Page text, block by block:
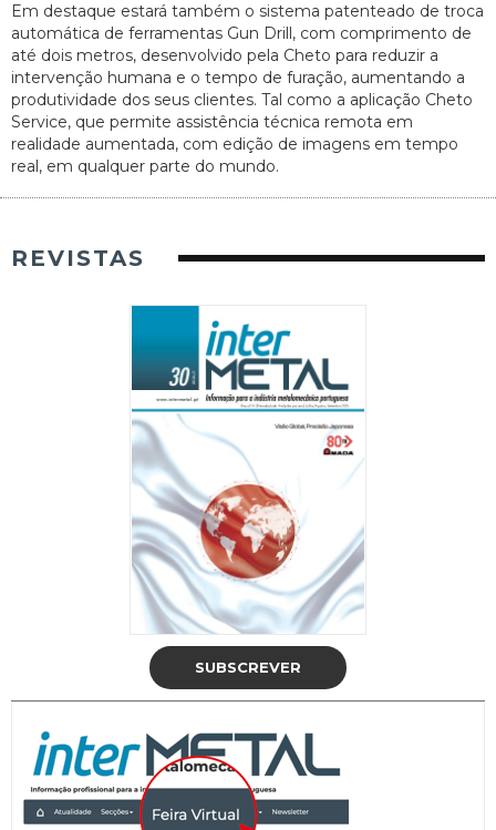
Em destaque estará também o sistema patenteado de troca
automática de ferramentas Gun Drill, com comprimento de
até dois metros, desenvolvido pela Cheto para reduzir a
intervenção humana e o tempo de furação, aumentando a
produtividade dos seus clientes. Tal como a aplicação Cheto
Service, que permite assistência técnica remota em
realidade aumentada, com edição de imagens em tempo
real, em qualquer parte do mundo.
REVISTAS
SUBSCREVER